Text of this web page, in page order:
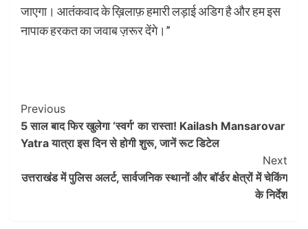
जाएगा। आतंकवाद के ख़िलाफ़ हमारी लड़ाई अडिग है और हम इस
नापाक हरकत का जवाब ज़रूर देंगे।”
Post
Navigation
Previous
5 साल बाद फिर खुलेगा ‘स्वर्ग’ का रास्ता! Kailash Mansarovar
Yatra यात्रा इस दिन से होगी शुरू, जानें रूट डिटेल
Next
उत्तराखंड में पुलिस अलर्ट, सार्वजनिक स्थानों और बॉर्डर क्षेत्रों में चेकिंग
के निर्देश